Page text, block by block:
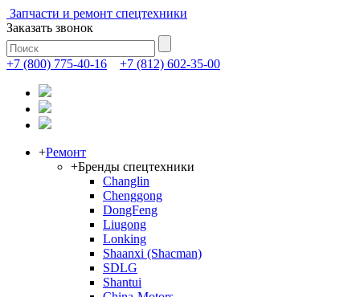
Запчасти и ремонт спецтехники
Заказать звонок
+7 (800) 775-40-16 +7 (812) 602-35-00
+Ремонт
+Бренды спецтехники
Changlin
Chenggong
DongFeng
Liugong
Lonking
Shaanxi (Shacman)
SDLG
Shantui